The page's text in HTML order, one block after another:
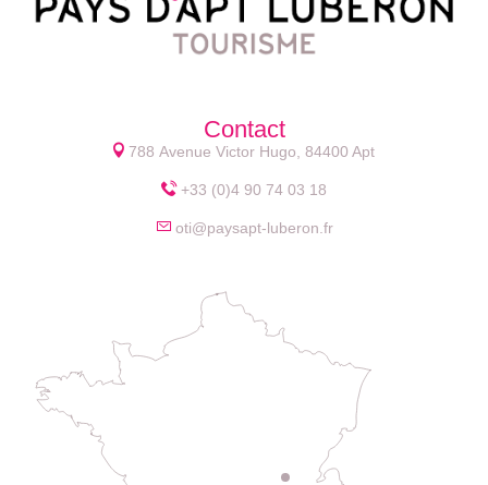
Contact
788 Avenue Victor Hugo, 84400 Apt
+33 (0)4 90 74 03 18
oti@paysapt-luberon.fr